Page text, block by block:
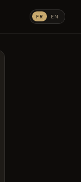
FR EN